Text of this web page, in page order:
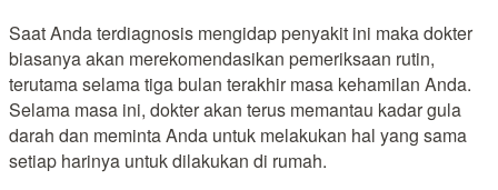
Saat Anda terdiagnosis mengidap penyakit ini maka dokter
biasanya akan merekomendasikan pemeriksaan rutin,
terutama selama tiga bulan terakhir masa kehamilan Anda.
Selama masa ini, dokter akan terus memantau kadar gula
darah dan meminta Anda untuk melakukan hal yang sama
setiap harinya untuk dilakukan di rumah.